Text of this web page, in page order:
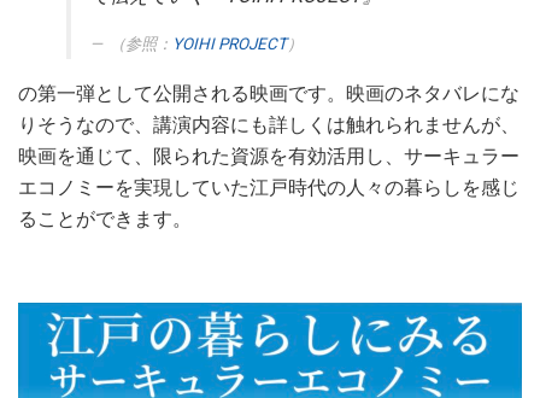
（参照： YOIHI PROJECT）
の第一弾として公開される映画です。映画のネタバレにな
りそうなので、講演内容にも詳しくは触れられませんが、
映画を通じて、限られた資源を有効活用し、サーキュラー
エコノミーを実現していた江戸時代の人々の暮らしを感じ
ることができます。